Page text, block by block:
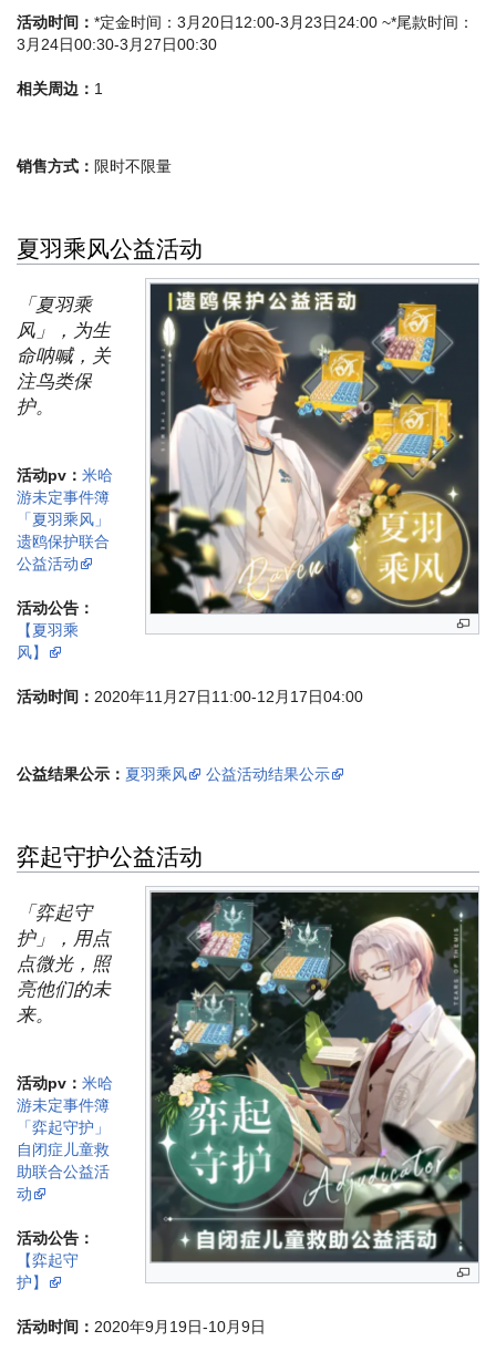
活动时间： *定金时间：3月20日12:00-3月23日24:00 ~*尾款时间：
3月24日00:30-3月27日00:30
相关周边： 1
销售方式： 限时不限量
夏羽乘风公益活动
「夏羽乘
风」，为生
命呐喊，关
注鸟类保
护。
活动pv： 米哈
游未定事件簿
「夏羽乘风」
遗鸥保护联合
公益活动
活动公告：
【夏羽乘
风】
活动时间： 2020年11月27日11:00-12月17日04:00
公益结果公示： 夏羽乘风 公益活动结果公示
弈起守护公益活动
「弈起守
护」，用点
点微光，照
亮他们的未
来。
活动pv： 米哈
游未定事件簿
「弈起守护」
自闭症儿童救
助联合公益活
动
活动公告：
【弈起守
护】
活动时间： 2020年9月19日-10月9日